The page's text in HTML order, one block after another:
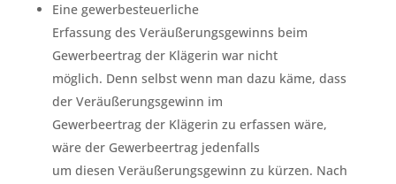
Eine gewerbesteuerliche
Erfassung des Veräußerungsgewinns beim
Gewerbeertrag der Klägerin war nicht
möglich. Denn selbst wenn man dazu käme, dass
der Veräußerungsgewinn im
Gewerbeertrag der Klägerin zu erfassen wäre,
wäre der Gewerbeertrag jedenfalls
um diesen Veräußerungsgewinn zu kürzen. Nach